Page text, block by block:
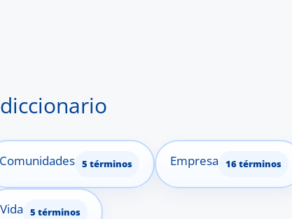
Comunidades 5 términos Empresa 16 términos
Vida 5 términos